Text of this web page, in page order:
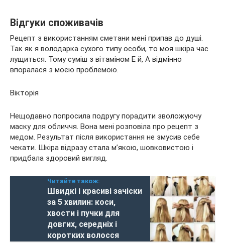
Відгуки споживачів
Рецепт з використанням сметани мені припав до душі.
Так як я володарка сухого типу особи, то моя шкіра час
лущиться. Тому суміш з вітаміном Е й, А відмінно
впоралася з моєю проблемою.
Вікторія
Нещодавно попросила подругу порадити зволожуючу
маску для обличчя. Вона мені розповіла про рецепт з
медом. Результат після використання не змусив себе
чекати. Шкіра відразу стала м’якою, шовковистою і
придбала здоровий вигляд.
Читайте також:
Швидкі і красиві зачіски
за 5 хвилин: коси,
хвости і пучки для
довгих, середніх і
коротких волосся